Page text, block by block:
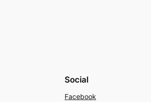
Social
Facebook